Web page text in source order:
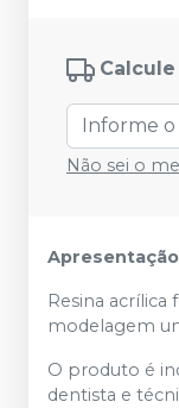
Não sei o
Resina
modelagem
O produto é
dentista e